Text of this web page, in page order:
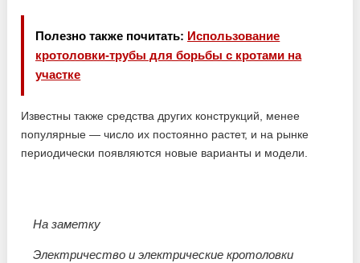
Полезно также почитать: Использование
кротоловки-трубы для борьбы с кротами на
участке
Известны также средства других конструкций, менее
популярные — число их постоянно растет, и на рынке
периодически появляются новые варианты и модели.
На заметку
Электричество и электрические кротоловки